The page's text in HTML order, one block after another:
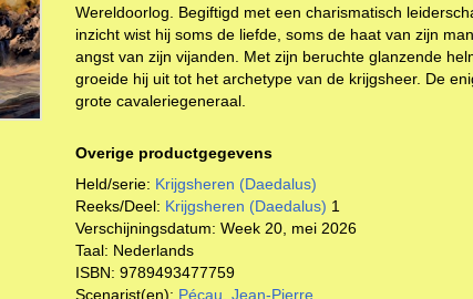
Wereldoorlog. Begiftigd met een charismatisch
inzicht wist hij soms de liefde, soms de haat van zijn
angst van zijn vijanden. Met zijn beruchte glanzende
groeide hij uit tot het archetype van de krijgsheer. De
grote cavaleriegeneraal.
Overige productgegevens
Held/serie: Krijgsheren (Daedalus)
Reeks/Deel: Krijgsheren (Daedalus) 1
Verschijningsdatum: Week 20, mei 2026
Taal: Nederlands
ISBN: 9789493477759
Scenarist(en): Pécau, Jean-Pierre